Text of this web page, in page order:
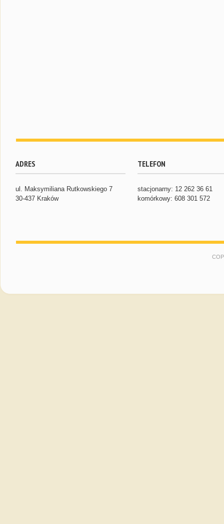
ADRES
ul. Maksymiliana Rutkowskiego 7
30-437 Kraków
TELEFON
stacjonarny: 12 262 36 61
komórkowy: 608 301 572